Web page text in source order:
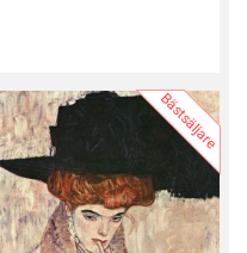
Bästsäljare